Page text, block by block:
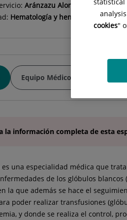
Aránzazu Alonso Alonso
Hematología y hemoterapia
Equipo Médico
la información completa de esta
es una especialidad médica que
de los glóbulos
la que además se hace el
poder realizar transfusiones
y donde se realiza el control,
cookies"